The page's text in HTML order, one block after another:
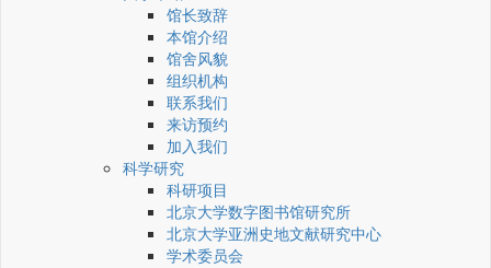
馆长致辞
本馆介绍
馆舍风貌
组织机构
联系我们
来访预约
加入我们
科学研究
科研项目
北京大学数字图书馆研究所
北京大学亚洲史地文献研究中心
学术委员会